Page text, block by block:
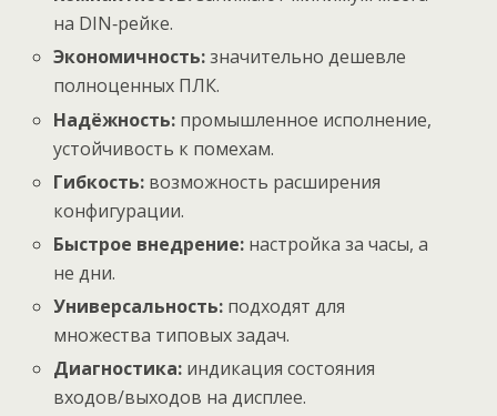
на DIN‑рейке.
Экономичность:значительно дешевле
полноценных ПЛК.
Надёжность: промышленное исполнение,
устойчивость к помехам.
Гибкость: возможность расширения
конфигурации.
Быстрое внедрение: настройка за часы, а
не дни.
Универсальность: подходят для
множества типовых задач.
Диагностика: индикация состояния
входов/выходов на дисплее.